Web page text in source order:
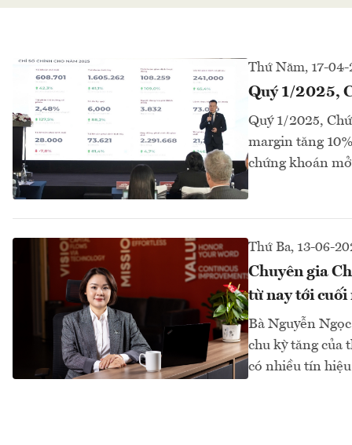
Thứ Năm, 17-04-
Quý 1/2025,
Quý 1/2025,
margin tăng
chứng khoán
Thứ Ba, 13-06-
Chuyên gia
từ nay tới cuối
Bà Nguyễn
chu kỳ tăng của
có nhiều tín